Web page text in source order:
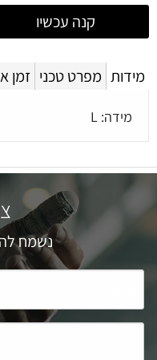
קנה עכשיו
מידות מפרט טכני זמן
מידה: L
נשמח